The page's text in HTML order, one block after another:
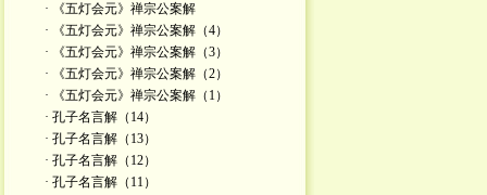
· 《五灯会元》禅宗公案解
· 《五灯会元》禅宗公案解（4）
· 《五灯会元》禅宗公案解（3）
· 《五灯会元》禅宗公案解（2）
· 《五灯会元》禅宗公案解（1）
· 孔子名言解（14）
· 孔子名言解（13）
· 孔子名言解（12）
· 孔子名言解（11）